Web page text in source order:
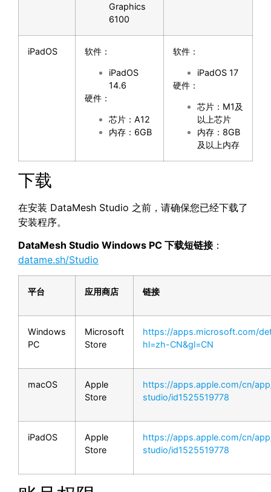
Graphics
6100
iPadOS 软件：
iPadOS
14.6
硬件：
芯片：A12
内存：6GB
软件：
iPadOS 17
硬件：
芯片：M1及
以上芯片
内存：8GB
及以上内存
下载
在安装 DataMesh Studio 之前，请确保您已经下载了
安装程序。
DataMesh Studio Windows PC 下载短链接：
datame.sh/Studio
平台 应用商店 链接
Windows
PC
Microsoft
Store
https://apps.microsoft.com/
hl=zh-CN&gl=CN
macOS
Apple
Store
https://apps.apple.com/cn/
studio/id1525519778
iPadOS
Apple
Store
https://apps.apple.com/cn/
studio/id1525519778